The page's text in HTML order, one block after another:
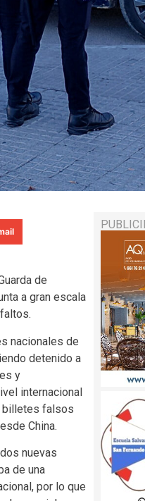
de
a gran escala
nacionales de
detenido a
y
internacional
billetes falsos
China.
nuevas
de una
por lo que